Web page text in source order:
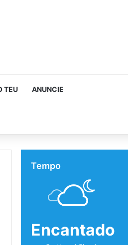
TEU ANUNCIE
Tempo
Encantado